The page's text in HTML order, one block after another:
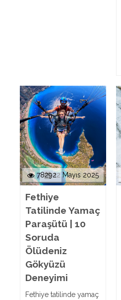
12 Mayıs 2025
78292
Fethiye
Tatilinde Yamaç
Paraşütü | 10
Soruda
Ölüdeniz
Gökyüzü
Deneyimi
Fethiye tatilinde yamaç